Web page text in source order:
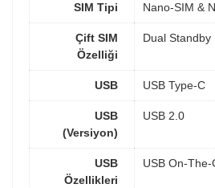
SIM Tipi Nano-SIM &
Çift SIM
Özelliği
Dual Standby
USB USB Type-C
USB
(Versiyon)
USB 2.0
USB
Özellikleri
USB On-